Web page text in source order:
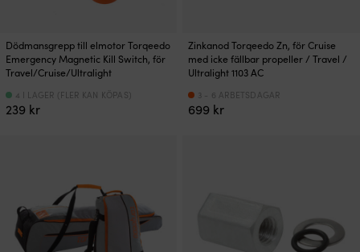
Dödmansgrepp till elmotor Torqeedo
Emergency Magnetic Kill Switch, för
Travel/Cruise/Ultralight
239 kr
4 I LAGER (FLER KAN KÖPAS)
Zinkanod Torqeedo Zn, för Cruise
med icke fällbar propeller / Travel /
Ultralight 1103 AC
699 kr
3 - 6 ARBETSDAGAR